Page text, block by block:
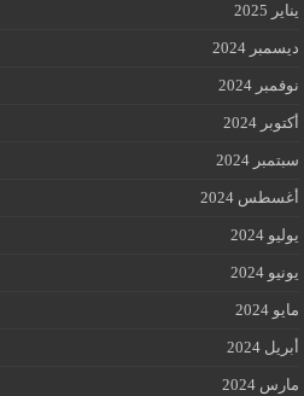
يناير 2025
ديسمبر 2024
نوفمبر 2024
أكتوبر 2024
سبتمبر 2024
أغسطس 2024
يوليو 2024
يونيو 2024
مايو 2024
أبريل 2024
مارس 2024